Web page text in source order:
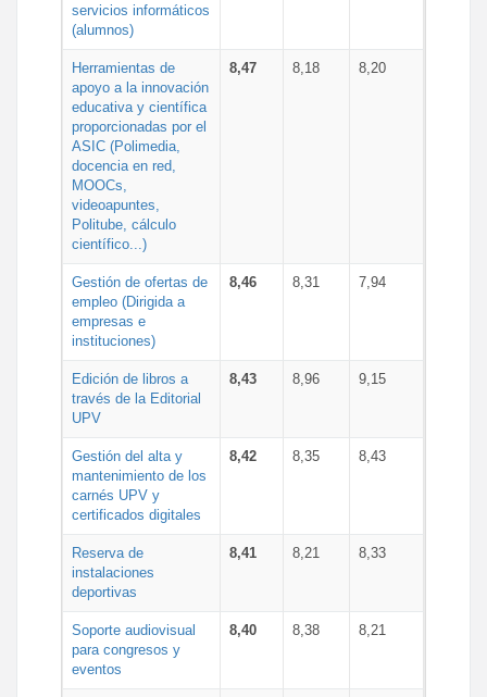
servicios informáticos
(alumnos)
Herramientas de
apoyo a la innovación
educativa y científica
proporcionadas por el
ASIC (Polimedia,
docencia en red,
MOOCs,
videoapuntes,
Politube, cálculo
científico...)
8,47 8,18 8,20
Gestión de ofertas de
empleo (Dirigida a
empresas e
instituciones)
8,46 8,31 7,94
Edición de libros a
través de la Editorial
UPV
8,43 8,96 9,15
Gestión del alta y
mantenimiento de los
carnés UPV y
certificados digitales
8,42 8,35 8,43
Reserva de
instalaciones
deportivas
8,41 8,21 8,33
Soporte audiovisual
para congresos y
eventos
8,40 8,38 8,21